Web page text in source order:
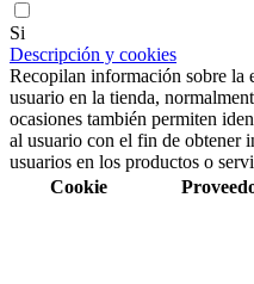
Si
Descripción y cookies
Recopilan información sobre la
usuario en la tienda,
ocasiones también permiten
al usuario con el fin de obtener
usuarios en los productos o
Cookie